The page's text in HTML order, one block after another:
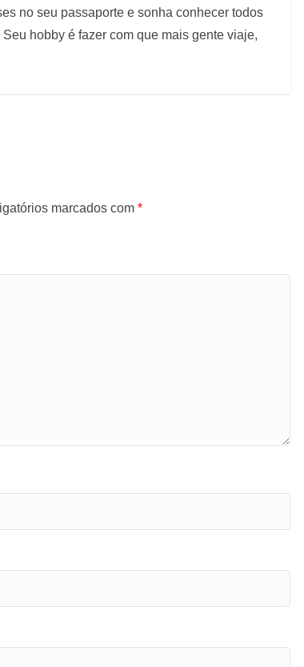
no seu passaporte e sonha conhecer todos
hobby é fazer com que mais gente viaje,
marcados com *